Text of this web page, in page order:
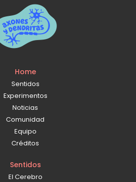
Home
Sentidos
Experimentos
Noticias
Comunidad
Equipo
Créditos
Sentidos
El Cerebro